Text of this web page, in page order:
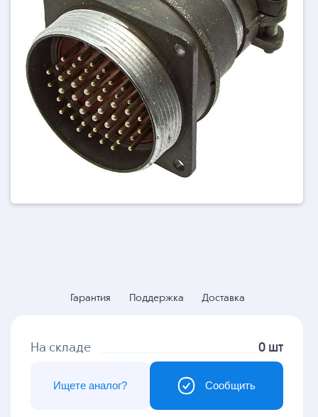
Гарантия Поддержка Доставка
На складе 0 шт
Сообщить
Ищете аналог?